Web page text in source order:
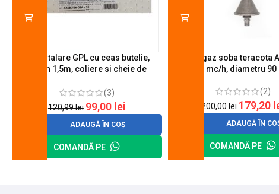
Kit instalare GPL cu ceas butelie,
furtun 1,5m, coliere si cheie de
(3)
120,99lei 99,00 lei
ADAUGĂ ÎN COȘ
COMANDĂ PE
Arzator gaz soba teracota
0.6 mc/h, diametru 90
(2)
200,00lei 179,20
ADAUGĂ ÎN
COMANDĂ PE